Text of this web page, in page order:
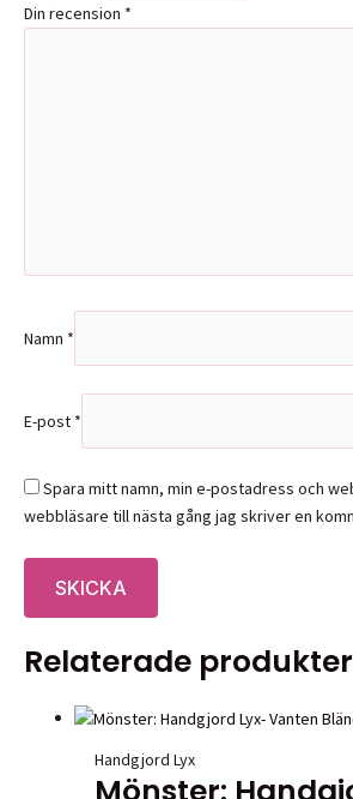
Din recension *
Namn *
E-post *
Spara mitt namn, min e-postadress och
webbläsare till nästa gång jag skriver en
Relaterade produkter
Handgjord Lyx